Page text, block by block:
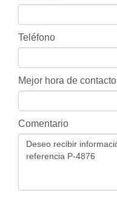
Teléfono
Mejor hora de contacto
Comentario